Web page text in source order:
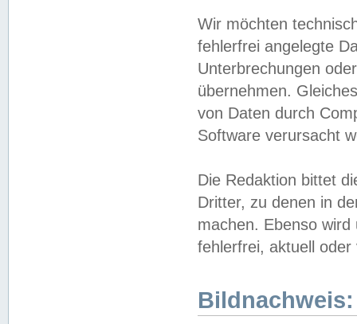
Wir möchten
fehlerfrei angelegte
Unterbrechungen
übernehmen.
von Daten durch
Software verursacht
Die Redaktion bittet
Dritter, zu denen in
machen. Ebenso
fehlerfrei, aktuell oder
Bildnachweis: